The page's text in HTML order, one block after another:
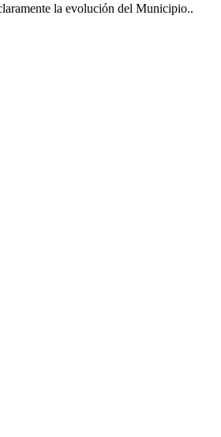
la evolución del Municipio..